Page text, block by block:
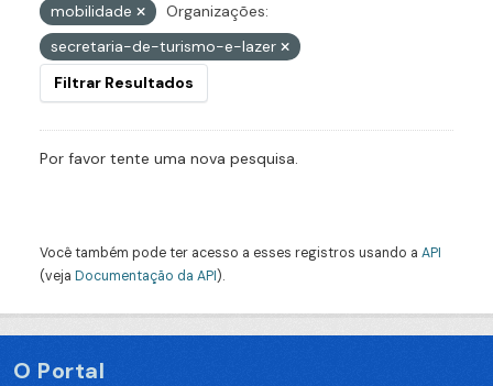
mobilidade
Organizações:
secretaria-de-turismo-e-lazer
Filtrar Resultados
Por favor tente uma nova pesquisa.
Você também pode ter acesso a esses registros usando a API
(veja Documentação da API).
O Portal